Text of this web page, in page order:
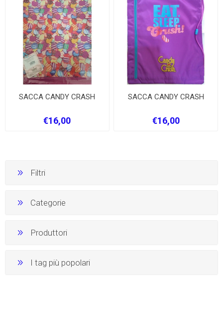
SACCA CANDY CRASH
€16,00
SACCA CANDY CRASH
€16,00
Filtri
Categorie
Produttori
I tag più popolari